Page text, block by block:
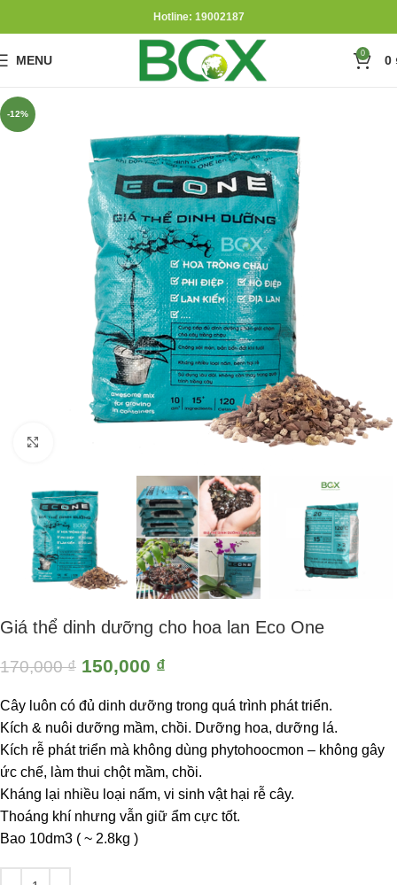
Hotline: 19002187
MENU 0 0
-12%
Giá thể dinh dưỡng cho hoa lan Eco One
170,000₫ 150,000 ₫
Cây luôn có đủ dinh dưỡng trong quá trình phát triển.
Kích & nuôi dưỡng mầm, chồi. Dưỡng hoa, dưỡng lá.
Kích rễ phát triển mà không dùng phytohoocmon – không gây
ức chế, làm thui chột mầm, chồi.
Kháng lại nhiều loại nấm, vi sinh vật hại rễ cây.
Thoáng khí nhưng vẫn giữ ẩm cực tốt.
Bao 10dm3 ( ~ 2.8kg )